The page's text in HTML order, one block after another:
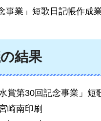
事業」短歌日記帳作成
結果
賞第30回記念事業」短
崎南印刷